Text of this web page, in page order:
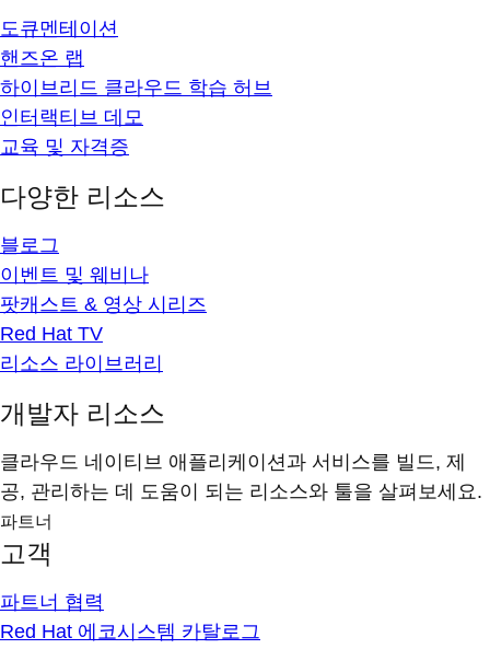
도큐멘테이션
핸즈온 랩
하이브리드 클라우드 학습 허브
인터랙티브 데모
교육 및 자격증
다양한 리소스
블로그
이벤트 및 웨비나
팟캐스트 & 영상 시리즈
Red Hat TV
리소스 라이브러리
개발자 리소스
클라우드 네이티브 애플리케이션과 서비스를 빌드, 제
공, 관리하는 데 도움이 되는 리소스와 툴을 살펴보세요.
파트너
고객
파트너 협력
Red Hat 에코시스템 카탈로그